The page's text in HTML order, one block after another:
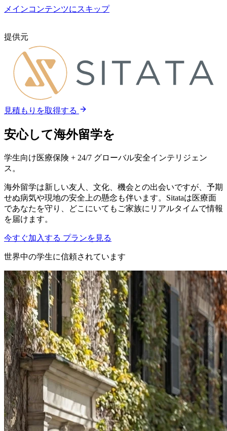
メインコンテンツにスキップ
提供元
見積もりを取得する
安心して海外留学を
学生向け医療保険 + 24/7 グローバル安全インテリジェン
ス。
海外留学は新しい友人、文化、機会との出会いですが、予期
せぬ病気や現地の安全上の懸念も伴います。Sitataは医療面
であなたを守り、どこにいてもご家族にリアルタイムで情報
を届けます。
今すぐ加入する プランを見る
世界中の学生に信頼されています